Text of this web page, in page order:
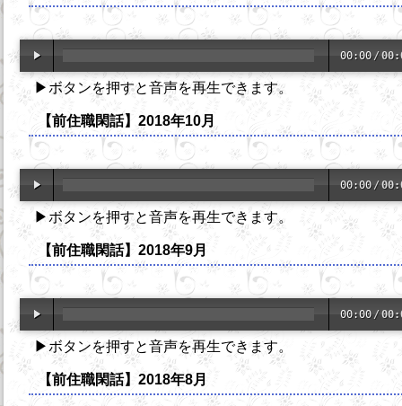
00:00 /
▶ボタンを押すと音声を再生できます。
【前住職閑話】2018年10月
00:00 /
▶ボタンを押すと音声を再生できます。
【前住職閑話】2018年9月
00:00 /
▶ボタンを押すと音声を再生できます。
【前住職閑話】2018年8月